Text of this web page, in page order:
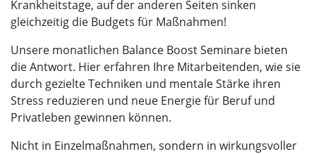
Krankheitstage, auf der anderen Seiten sinken
gleichzeitig die Budgets für Maßnahmen!
Unsere monatlichen Balance Boost Seminare bieten
die Antwort. Hier erfahren Ihre Mitarbeitenden, wie sie
durch gezielte Techniken und mentale Stärke ihren
Stress reduzieren und neue Energie für Beruf und
Privatleben gewinnen können.
Nicht in Einzelmaßnahmen, sondern in wirkungsvoller